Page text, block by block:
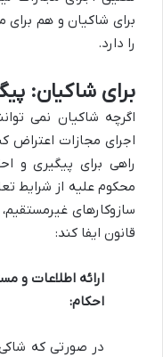
برای شاکیان و هم
را دارد.
برای شاکیان:
اگرچه شاکیان نمی
اجرای مجازات اعتراض
راهی برای پیگیری و
محکوم علیه از شرایط
سازوکارهای
قانون ایفا کند:
ارائه اطلاعات و
احکام:
در صورتی که